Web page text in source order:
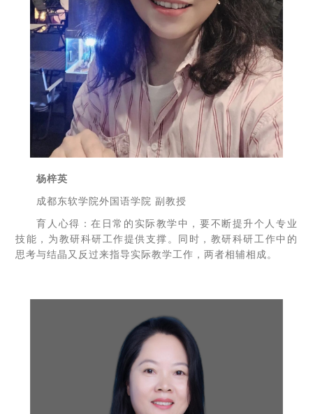
杨梓英
成都东软学院外国语学院 副教授
育人心得：在日常的实际教学中，要不断提升个人专业
技能，为教研科研工作提供支撑。同时，教研科研工作中的
思考与结晶又反过来指导实际教学工作，两者相辅相成。